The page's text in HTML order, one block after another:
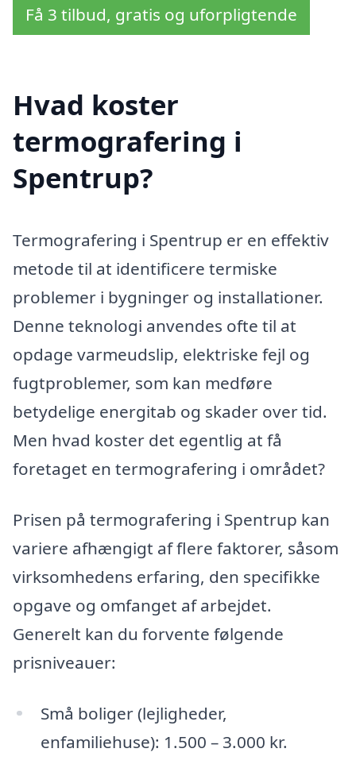
Få 3 tilbud, gratis og uforpligtende
Hvad koster
termografering i
Spentrup?
Termografering i Spentrup er en effektiv
metode til at identificere termiske
problemer i bygninger og installationer.
Denne teknologi anvendes ofte til at
opdage varmeudslip, elektriske fejl og
fugtproblemer, som kan medføre
betydelige energitab og skader over tid.
Men hvad koster det egentlig at få
foretaget en termografering i området?
Prisen på termografering i Spentrup kan
variere afhængigt af flere faktorer, såsom
virksomhedens erfaring, den specifikke
opgave og omfanget af arbejdet.
Generelt kan du forvente følgende
prisniveauer:
Små boliger (lejligheder,
enfamiliehuse): 1.500 – 3.000 kr.